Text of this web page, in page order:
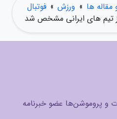
مقاله ها » ورزش » فوتبال
تیم های ایرانی مشخص شد
و پروموشن‌ها عضو خبرنامه